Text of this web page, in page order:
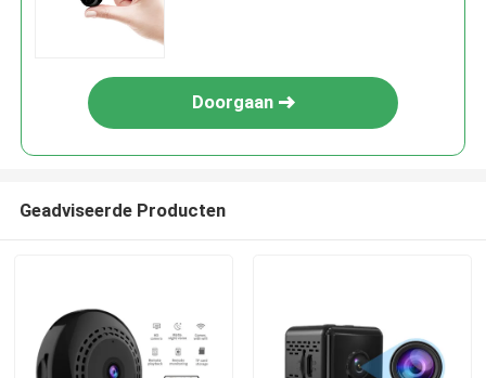
Doorgaan
Geadviseerde Producten